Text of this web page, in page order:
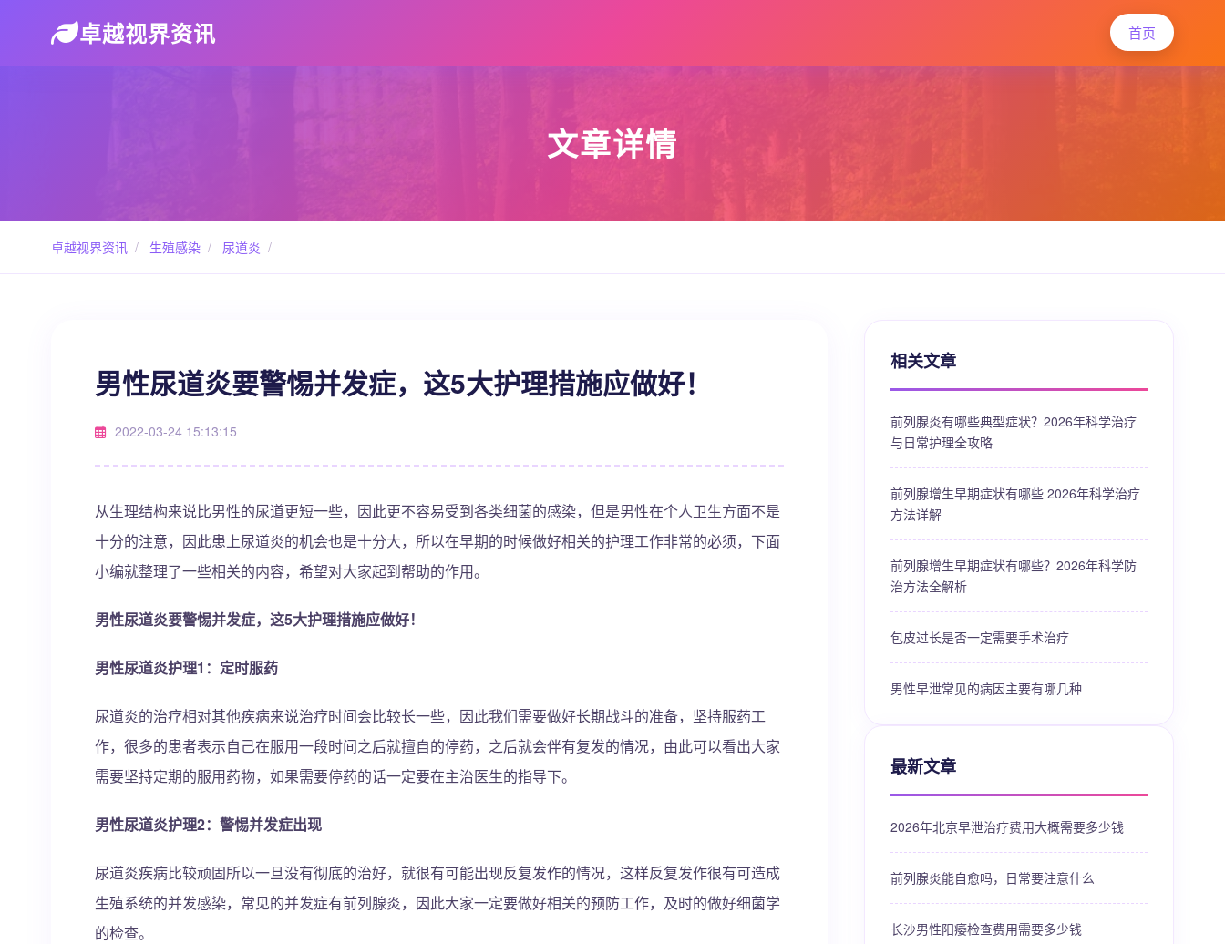
卓越视界资讯 首页
文章详情
卓越视界资讯 / 生殖感染 / 尿道炎 /
男性尿道炎要警惕并发症，这5大护理措施应做好！
2022-03-24 15:13:15
从生理结构来说比男性的尿道更短一些，因此更不容易受到各类细菌的感染，但是男性在个人卫生方面不是
十分的注意，因此患上尿道炎的机会也是十分大，所以在早期的时候做好相关的护理工作非常的必须，下面
小编就整理了一些相关的内容，希望对大家起到帮助的作用。
男性尿道炎要警惕并发症，这5大护理措施应做好！
男性尿道炎护理1：定时服药
尿道炎的治疗相对其他疾病来说治疗时间会比较长一些，因此我们需要做好长期战斗的准备，坚持服药工
作，很多的患者表示自己在服用一段时间之后就擅自的停药，之后就会伴有复发的情况，由此可以看出大家
需要坚持定期的服用药物，如果需要停药的话一定要在主治医生的指导下。
男性尿道炎护理2：警惕并发症出现
尿道炎疾病比较顽固所以一旦没有彻底的治好，就很有可能出现反复发作的情况，这样反复发作很有可造成
生殖系统的并发感染，常见的并发症有前列腺炎，因此大家一定要做好相关的预防工作，及时的做好细菌学
的检查。
相关文章
前列腺炎有哪些典型症状？2026年科学治疗
与日常护理全攻略
前列腺增生早期症状有哪些 2026年科学治疗
方法详解
前列腺增生早期症状有哪些？2026年科学防
治方法全解析
包皮过长是否一定需要手术治疗
男性早泄常见的病因主要有哪几种
最新文章
2026年北京早泄治疗费用大概需要多少钱
前列腺炎能自愈吗，日常要注意什么
长沙男性阳痿检查费用需要多少钱